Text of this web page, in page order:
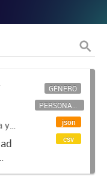
y
GÉNERO
PERSONAL CIENTÍFICO-TECNOLÓGICO
json
csv